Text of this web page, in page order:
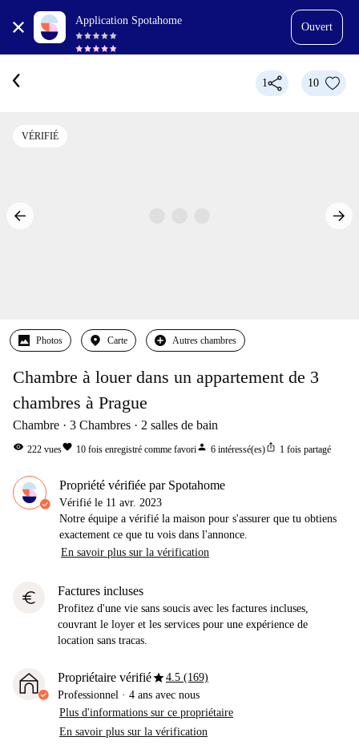
Application Spotahome
Ouvert
1 10
VÉRIFIÉ
Photos Carte Autres chambres
Chambre à louer dans un appartement de 3
chambres à Prague
Chambre 3 Chambres 2 salles de bain
visibility 222 vuesfavorite 10 fois enregistré comme favoriperson 6 intéressé(es)ios_share 1 fois partagé
Propriété vérifiée par Spotahome
Vérifié le 11 avr. 2023
Notre équipe a vérifié la maison pour s'assurer que tu obtiens
exactement ce que tu vois dans l'annonce.
En savoir plus sur la vérification
euro Factures incluses
Profitez d'une vie sans soucis avec les factures incluses,
couvrant le loyer et les services pour une expérience de
location sans tracas.
Propriétaire vérifiéstar4.5 (169)
Professionnel · 4 ans avec nous
Plus d'informations sur ce propriétaire
En savoir plus sur la vérification